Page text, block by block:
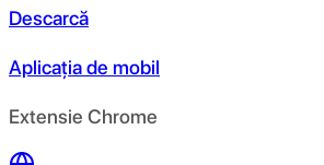
Descarcă
Aplicația de mobil
Extensie Chrome